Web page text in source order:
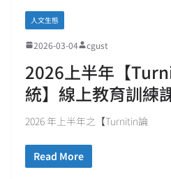
人文生態
2026-03-04 cgust
2026上半年【
統】線上教育訓練
2026 年上半年之【Turnitin論
Read More